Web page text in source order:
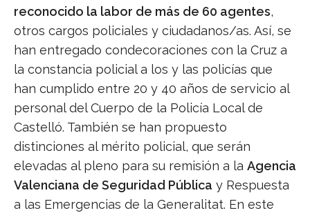
reconocido la labor de más de 60 agentes,
otros cargos policiales y ciudadanos/as. Así, se
han entregado condecoraciones con la Cruz a
la constancia policial a los y las policías que
han cumplido entre 20 y 40 años de servicio al
personal del Cuerpo de la Policía Local de
Castelló. También se han propuesto
distinciones al mérito policial, que serán
elevadas al pleno para su remisión a la Agencia
Valenciana de Seguridad Pública y Respuesta
a las Emergencias de la Generalitat. En este